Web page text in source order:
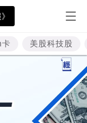
卡 美股科技股